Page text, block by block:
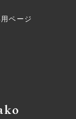
ページ